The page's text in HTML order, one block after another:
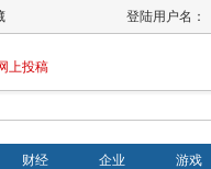
登陆用户名：
上投稿
财经 企业 游戏